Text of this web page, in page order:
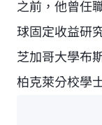
之前，他曾任
球固定收益研
芝加哥大學布
柏克萊分校學